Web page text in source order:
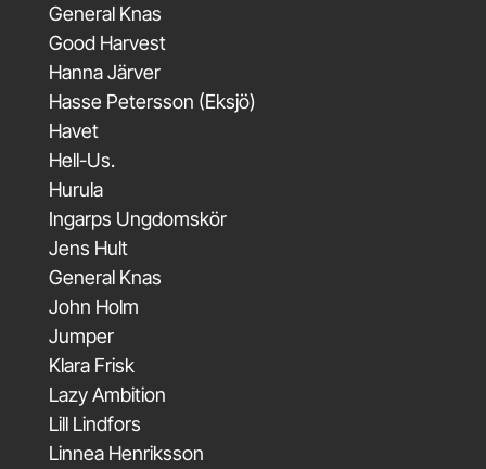
General Knas
Good Harvest
Hanna Järver
Hasse Petersson (Eksjö)
Havet
Hell-Us.
Hurula
Ingarps Ungdomskör
Jens Hult
General Knas
John Holm
Jumper
Klara Frisk
Lazy Ambition
Lill Lindfors
Linnea Henriksson